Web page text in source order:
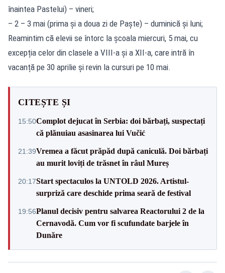
înaintea Pastelui) – vineri;
– 2 – 3 mai (prima și a doua zi de Paște) – duminică și luni;
Reamintim că elevii se întorc la școala miercuri, 5 mai, cu
excepția celor din clasele a VIII-a și a XII-a, care intră în
vacanță pe 30 aprilie și revin la cursuri pe 10 mai.
CITEȘTE ȘI
15:50Complot dejucat în Serbia: doi bărbați, suspectați
că plănuiau asasinarea lui Vučić
21:39Vremea a făcut prăpăd după caniculă. Doi bărbați
au murit loviți de trăsnet în râul Mureș
20:17Start spectaculos la UNTOLD 2026. Artistul-
surpriză care deschide prima seară de festival
19:56Planul decisiv pentru salvarea Reactorului 2 de la
Cernavodă. Cum vor fi scufundate barjele în
Dunăre